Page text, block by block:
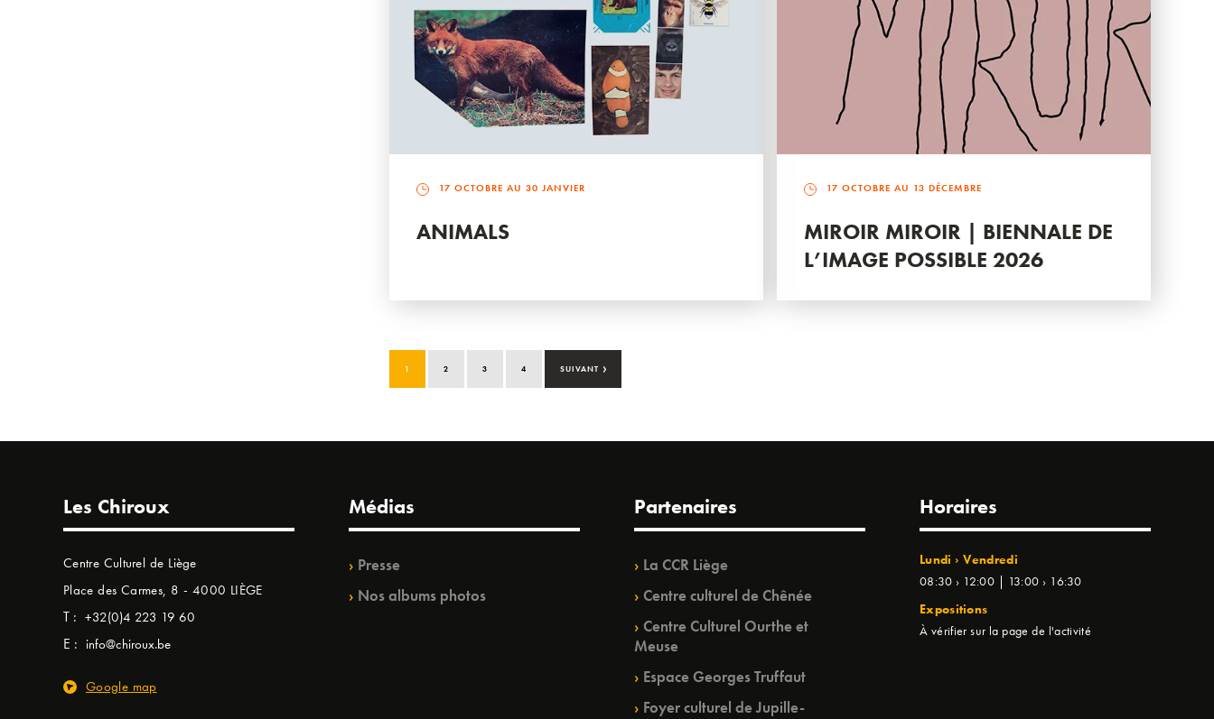
17 OCTOBRE AU 30 JANVIER
ANIMALS
17 OCTOBRE AU 13 DÉCEMBRE
MIROIR MIROIR | BIENNALE DE
L’IMAGE POSSIBLE 2026
1 2 3 4 SUIVANT ›
Les Chiroux
Centre Culturel de Liège
Place des Carmes, 8 - 4000 LIÈGE
T : +32(0)4 223 19 60
E : info@chiroux.be
Google map
Médias
Presse
Nos albums photos
Partenaires
La CCR Liège
Centre culturel de Chênée
Centre Culturel Ourthe et
Meuse
Espace Georges Truffaut
Foyer culturel de Jupille-
Horaires
Lundi › Vendredi
08:30 › 12:00 | 13:00 › 16:30
Expositions
À vérifier sur la page de l'activité